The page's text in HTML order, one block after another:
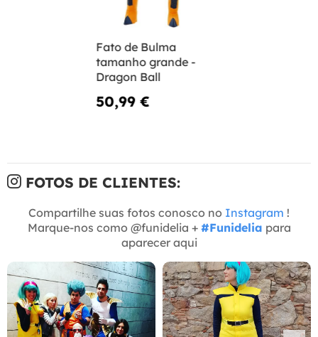
Fato de Bulma
tamanho grande -
Dragon Ball
50,99 €
FOTOS DE CLIENTES:
Compartilhe suas fotos conosco no Instagram !
Marque-nos como @funidelia + #Funidelia para
aparecer aqui